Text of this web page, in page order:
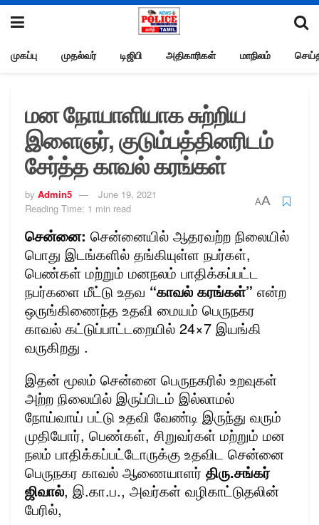
முகப்பு முதல்வர் டிஜிபி அதிகாரிகள் மாநிலம்
மன நோயாளியாக சுற்றிய
இளைஞர், குடும்பத்தினரிடம்
சேர்த்த காவல் கரங்கள்
by Admin5
June 19, 2021
Reading Time: 1 min read
AA
சென்னை: சென்னையில் ஆதரவற்ற நிலையில்
பொது இடங்களில் தங்கியுள்ள நபர்கள்,
பெண்கள் மற்றும் மனநலம் பாதிக்கப்பட்ட
நபர்களை மீட்டு உதவ “காவல் கரங்கள்” என்ற
ஒருங்கிணைந்த உதவி மையம் பெருநகர
காவல் கட்டுப்பாட்டறையில் 24×7 இயங்கி
வருகிறது .
இதன் மூலம் சென்னை பெருநகரில் உறவுகள்
அற்ற நிலையில் இருப்பிடம் இல்லாமல்
நோய்வாய் பட்டு உதவி வேண்டி இருந்து வரும்
முதியோர், பெண்கள், சிறுவர்கள் மற்றும் மன
நலம் பாதிக்கப்பட்டோருக்கு உதவிட சென்னை
பெருநகர காவல் ஆணையாளர் திரு.சங்கர்
ஜிவால், இ.கா.ப., அவர்கள் வழிகாட்டுதலின்
பேரில்,